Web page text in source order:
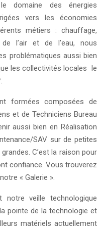
domaine des énergies
vers les économies
métiers : chauffage,
l’air et de l’eau, nous
problématiques aussi bien
les collectivités locales le
formées composées de
et de Techniciens Bureau
aussi bien en Réalisation
SAV sur de petites
C’est la raison pour
confiance. Vous trouverez
« Galerie ».
notre veille technologique
pointe de la technologie et
matériels actuellement